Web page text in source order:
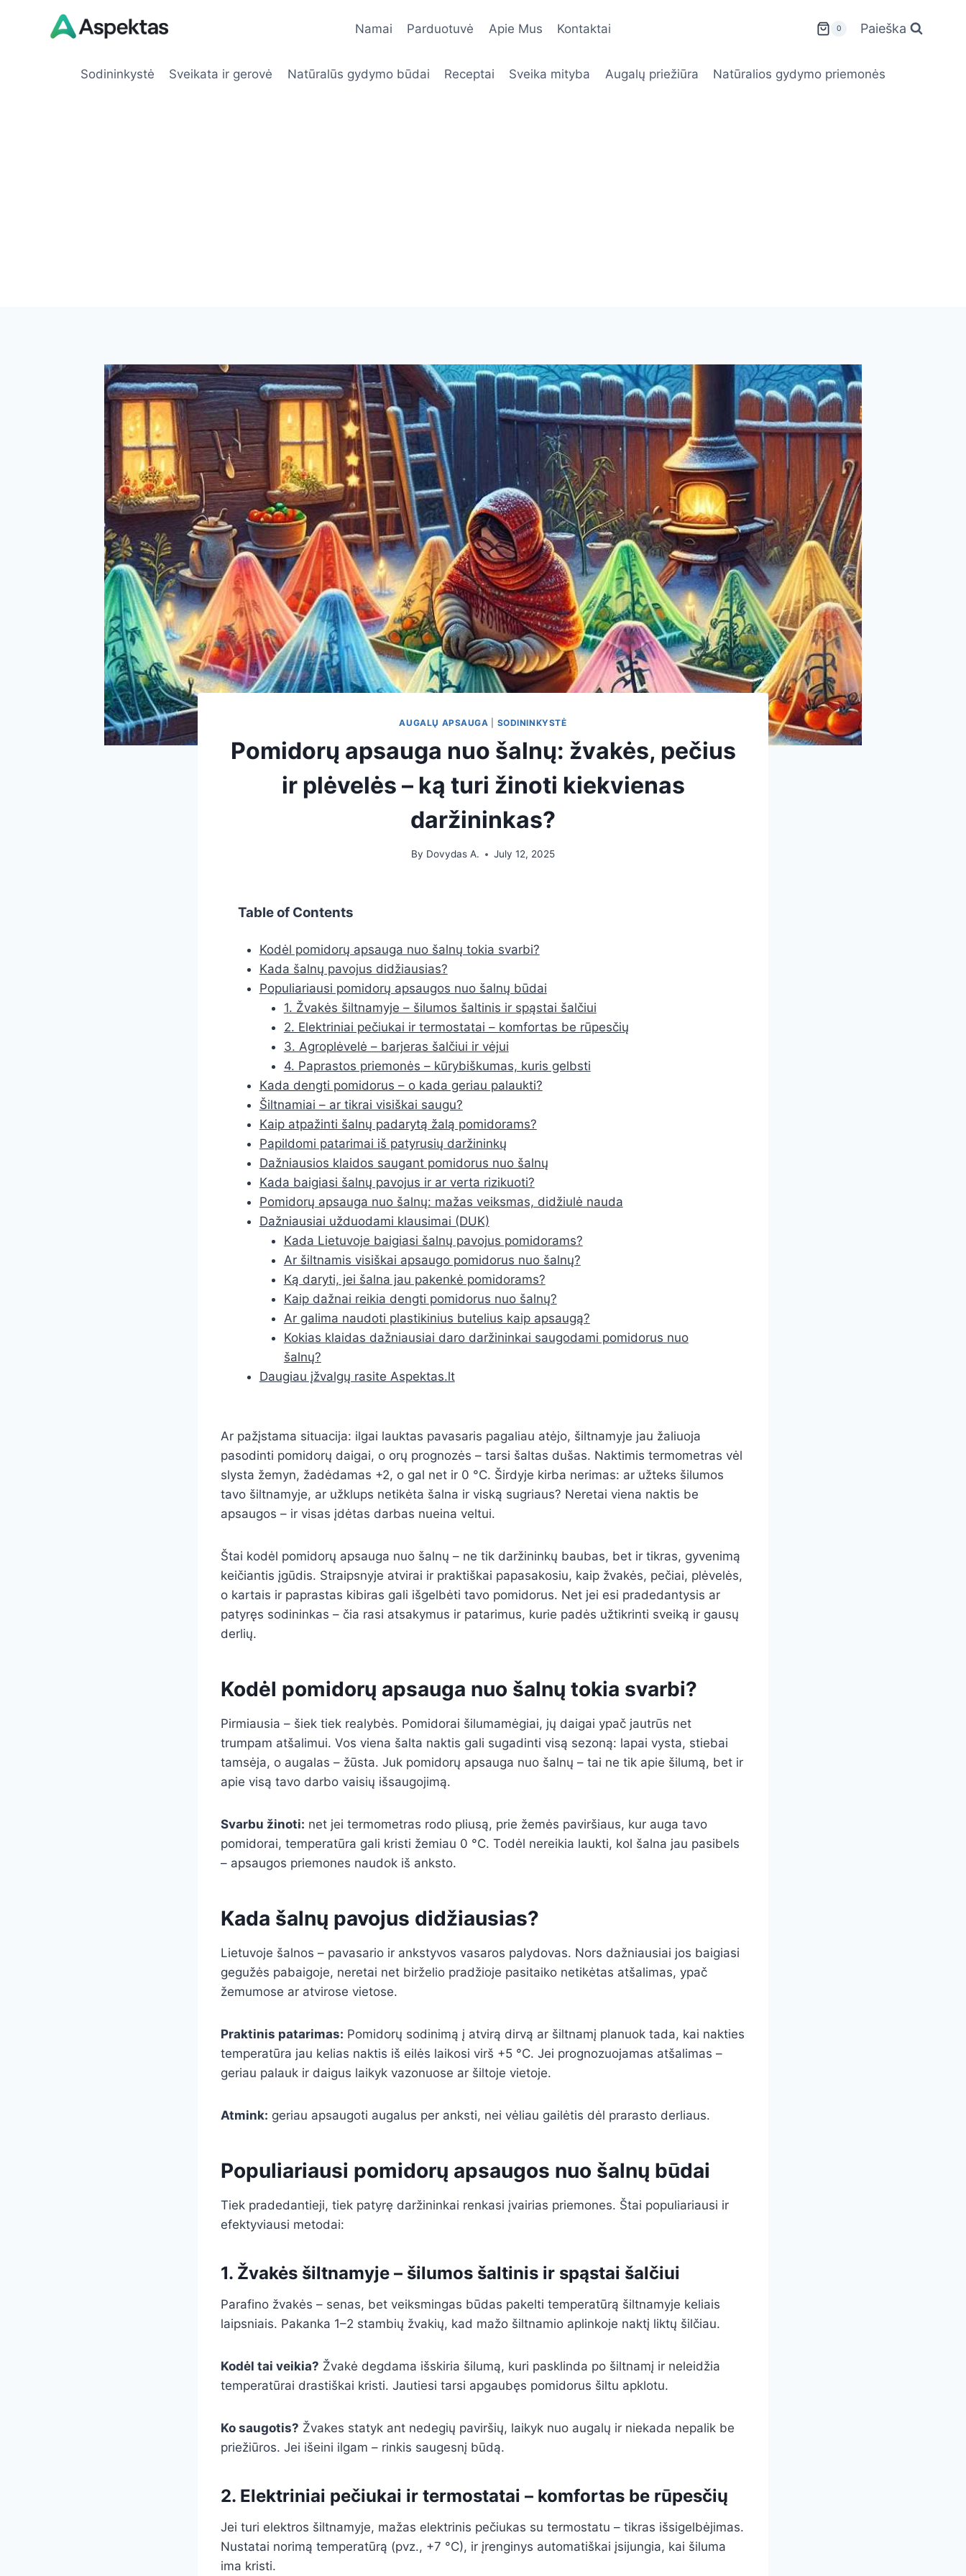
Namai Parduotuvė Apie Mus Kontaktai 0 Paieška
Sodininkystė Sveikata ir gerovė Natūralūs gydymo būdai Receptai Sveika mityba Augalų priežiūra Natūralios gydymo priemonės
AUGALŲ APSAUGA SODININKYSTĖ
Pomidorų apsauga nuo šalnų: žvakės, pečius
ir plėvelės – ką turi žinoti kiekvienas
daržininkas?
By Dovydas A. July 12, 2025
Table of Contents
Kodėl pomidorų apsauga nuo šalnų tokia svarbi?
Kada šalnų pavojus didžiausias?
Populiariausi pomidorų apsaugos nuo šalnų būdai
1. Žvakės šiltnamyje – šilumos šaltinis ir spąstai šalčiui
2. Elektriniai pečiukai ir termostatai – komfortas be rūpesčių
3. Agroplėvelė – barjeras šalčiui ir vėjui
4. Paprastos priemonės – kūrybiškumas, kuris gelbsti
Kada dengti pomidorus – o kada geriau palaukti?
Šiltnamiai – ar tikrai visiškai saugu?
Kaip atpažinti šalnų padarytą žalą pomidorams?
Papildomi patarimai iš patyrusių daržininkų
Dažniausios klaidos saugant pomidorus nuo šalnų
Kada baigiasi šalnų pavojus ir ar verta rizikuoti?
Pomidorų apsauga nuo šalnų: mažas veiksmas, didžiulė nauda
Dažniausiai užduodami klausimai (DUK)
Kada Lietuvoje baigiasi šalnų pavojus pomidorams?
Ar šiltnamis visiškai apsaugo pomidorus nuo šalnų?
Ką daryti, jei šalna jau pakenkė pomidorams?
Kaip dažnai reikia dengti pomidorus nuo šalnų?
Ar galima naudoti plastikinius butelius kaip apsaugą?
Kokias klaidas dažniausiai daro daržininkai saugodami pomidorus nuo
šalnų?
Daugiau įžvalgų rasite Aspektas.lt
Ar pažįstama situacija: ilgai lauktas pavasaris pagaliau atėjo, šiltnamyje jau žaliuoja
pasodinti pomidorų daigai, o orų prognozės – tarsi šaltas dušas. Naktimis termometras vėl
slysta žemyn, žadėdamas +2, o gal net ir 0 °C. Širdyje kirba nerimas: ar užteks šilumos
tavo šiltnamyje, ar užklups netikėta šalna ir viską sugriaus? Neretai viena naktis be
apsaugos – ir visas įdėtas darbas nueina veltui.
Štai kodėl pomidorų apsauga nuo šalnų – ne tik daržininkų baubas, bet ir tikras, gyvenimą
keičiantis įgūdis. Straipsnyje atvirai ir praktiškai papasakosiu, kaip žvakės, pečiai, plėvelės,
o kartais ir paprastas kibiras gali išgelbėti tavo pomidorus. Net jei esi pradedantysis ar
patyręs sodininkas – čia rasi atsakymus ir patarimus, kurie padės užtikrinti sveiką ir gausų
derlių.
Kodėl pomidorų apsauga nuo šalnų tokia svarbi?
Pirmiausia – šiek tiek realybės. Pomidorai šilumamėgiai, jų daigai ypač jautrūs net
trumpam atšalimui. Vos viena šalta naktis gali sugadinti visą sezoną: lapai vysta, stiebai
tamsėja, o augalas – žūsta. Juk pomidorų apsauga nuo šalnų – tai ne tik apie šilumą, bet ir
apie visą tavo darbo vaisių išsaugojimą.
Svarbu žinoti: net jei termometras rodo pliusą, prie žemės paviršiaus, kur auga tavo
pomidorai, temperatūra gali kristi žemiau 0 °C. Todėl nereikia laukti, kol šalna jau pasibels
– apsaugos priemones naudok iš anksto.
Kada šalnų pavojus didžiausias?
Lietuvoje šalnos – pavasario ir ankstyvos vasaros palydovas. Nors dažniausiai jos baigiasi
gegužės pabaigoje, neretai net birželio pradžioje pasitaiko netikėtas atšalimas, ypač
žemumose ar atvirose vietose.
Praktinis patarimas: Pomidorų sodinimą į atvirą dirvą ar šiltnamį planuok tada, kai nakties
temperatūra jau kelias naktis iš eilės laikosi virš +5 °C. Jei prognozuojamas atšalimas –
geriau palauk ir daigus laikyk vazonuose ar šiltoje vietoje.
Atmink: geriau apsaugoti augalus per anksti, nei vėliau gailėtis dėl prarasto derliaus.
Populiariausi pomidorų apsaugos nuo šalnų būdai
Tiek pradedantieji, tiek patyrę daržininkai renkasi įvairias priemones. Štai populiariausi ir
efektyviausi metodai:
1. Žvakės šiltnamyje – šilumos šaltinis ir spąstai šalčiui
Parafino žvakės – senas, bet veiksmingas būdas pakelti temperatūrą šiltnamyje keliais
laipsniais. Pakanka 1–2 stambių žvakių, kad mažo šiltnamio aplinkoje naktį liktų šilčiau.
Kodėl tai veikia? Žvakė degdama išskiria šilumą, kuri pasklinda po šiltnamį ir neleidžia
temperatūrai drastiškai kristi. Jautiesi tarsi apgaubęs pomidorus šiltu apklotu.
Ko saugotis? Žvakes statyk ant nedegių paviršių, laikyk nuo augalų ir niekada nepalik be
priežiūros. Jei išeini ilgam – rinkis saugesnį būdą.
2. Elektriniai pečiukai ir termostatai – komfortas be rūpesčių
Jei turi elektros šiltnamyje, mažas elektrinis pečiukas su termostatu – tikras išsigelbėjimas.
Nustatai norimą temperatūrą (pvz., +7 °C), ir įrenginys automatiškai įsijungia, kai šiluma
ima kristi.